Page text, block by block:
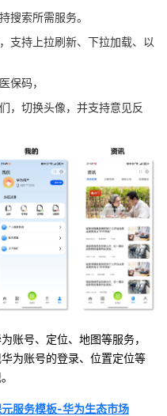
搜索所需服务。
支持上拉刷新、下拉加载、以
保码，
，切换头像，并支持意见反
账号、定位、地图等服务，
为账号的登录、位置定位等
元服务模板-华为生态市场